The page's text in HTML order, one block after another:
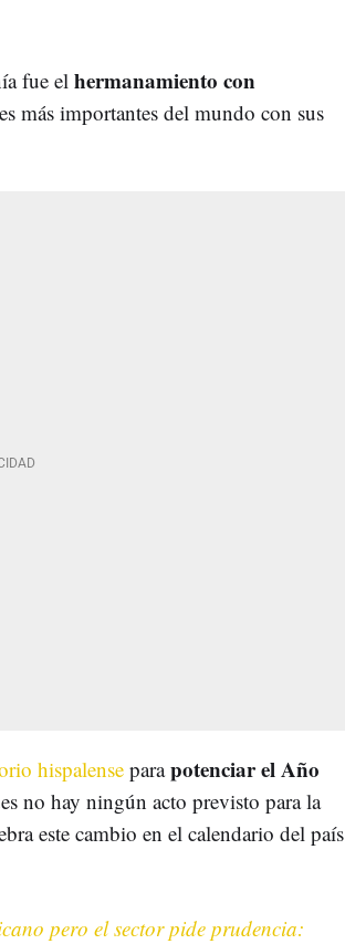
fue el hermanamiento con
más importantes del mundo con sus
hispalense parapotenciar el Año
no hay ningún acto previsto para la
este cambio en el calendario del país
pero el sector pide prudencia: